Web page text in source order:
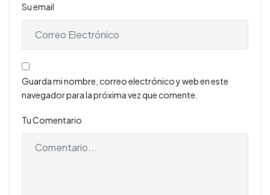
Su email
Guarda mi nombre, correo electrónico y web en este
navegador para la próxima vez que comente.
Tu Comentario